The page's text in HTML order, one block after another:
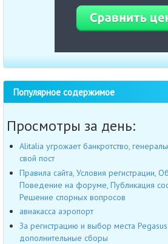
Популярное содержимое
Просмотры за день:
Alitalia угрожает банкротство,
свой пост
Правила сайта, Условия регистрации,
Поведение на форуме, Публикация
Решение спорных вопросов
авиакасса аэропорт
За регистрацию и выбор места
дополнительные сборы